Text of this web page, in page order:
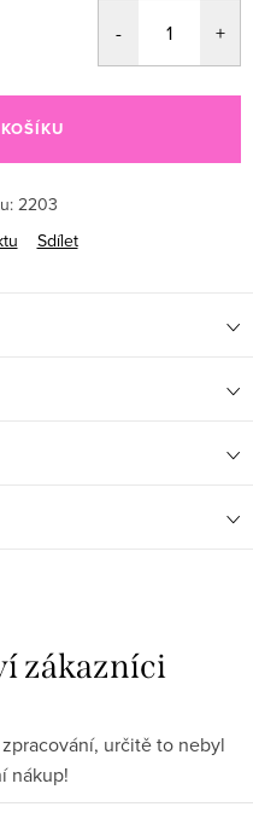
2203
Sdílet
určitě to nebyl
nákup!